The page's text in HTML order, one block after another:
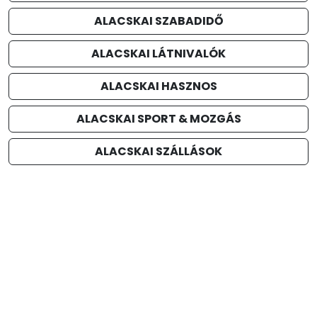
ALACSKAI SZABADIDŐ
ALACSKAI LÁTNIVALÓK
ALACSKAI HASZNOS
ALACSKAI SPORT & MOZGÁS
ALACSKAI SZÁLLÁSOK